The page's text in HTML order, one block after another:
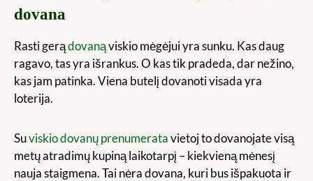
dovana
Rasti gerądovanąviskio mėgėjui yra sunku. Kas daug
ragavo, tas yra išrankus. O kas tik pradeda, dar nežino,
kas jam patinka. Viena butelį dovanoti visada yra
loterija.
Suviskio dovanų prenumeratavietoj to dovanojate visą
metų atradimų kupiną laikotarpį – kiekvieną mėnesį
nauja staigmena. Tai nėra dovana, kuri bus išpakuota ir